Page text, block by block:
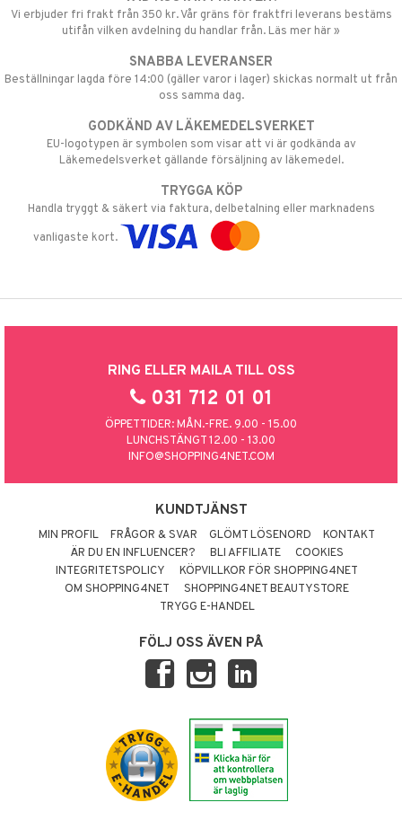
Vi erbjuder fri frakt från 350 kr. Vår gräns för fraktfri leverans bestäms
utifån vilken avdelning du handlar från. Läs mer här »
SNABBA LEVERANSER
Beställningar lagda före 14:00 (gäller varor i lager) skickas normalt ut från
oss samma dag.
GODKÄND AV LÄKEMEDELSVERKET
EU-logotypen är symbolen som visar att vi är godkända av
Läkemedelsverket gällande försäljning av läkemedel.
TRYGGA KÖP
Handla tryggt & säkert via faktura, delbetalning eller marknadens
vanligaste kort.
RING ELLER MAILA TILL OSS
031 712 01 01
ÖPPETTIDER: MÅN.-FRE. 9.00 - 15.00
LUNCHSTÄNGT 12.00 - 13.00
INFO@SHOPPING4NET.COM
KUNDTJÄNST
MIN PROFIL FRÅGOR & SVAR GLÖMT LÖSENORD
KONTAKT
ÄR DU EN INFLUENCER?
BLI AFFILIATE
COOKIES
INTEGRITETSPOLICY
KÖPVILLKOR FÖR SHOPPING4NET
OM SHOPPING4NET
SHOPPING4NET BEAUTYSTORE
TRYGG E-HANDEL
FÖLJ OSS ÄVEN PÅ